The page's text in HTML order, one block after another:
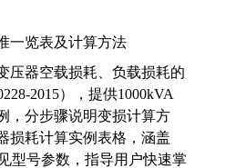
一览表及计算方法
压器空载损耗、负载损耗的
2015），提供1000kVA
，分步骤说明变损计算方
损耗计算实例表格，涵盖
型号参数，指导用户快速掌